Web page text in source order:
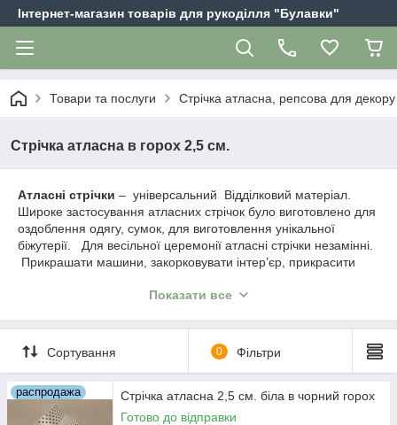
Інтернет-магазин товарів для рукоділля "Булавки"
Товари та послуги Стрічка атласна, репсова для декору
Стрічка атласна в горох 2,5 см.
Атласні стрічки – універсальний Відділковий матеріал.
Широке застосування атласних стрічок було виготовлено для
оздоблення одягу, сумок, для виготовлення унікальної
біжутерії. Для весільної церемонії атласні стрічки незамінні.
Прикрашати машини, закорковувати інтер’єр, прикрасити
Ваша незграбна фантазія і наш широкий асортимент
Показати все
Сортування 0 Фільтри
распродажа
Стрічка атласна 2,5 см. біла в чорний горох
Готово до відправки